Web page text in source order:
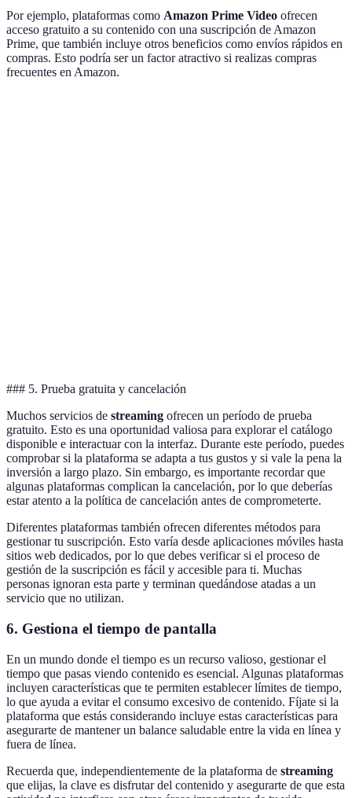
Por ejemplo, plataformas como Amazon Prime Video ofrecen
acceso gratuito a su contenido con una suscripción de Amazon
Prime, que también incluye otros beneficios como envíos rápidos en
compras. Esto podría ser un factor atractivo si realizas compras
frecuentes en Amazon.
### 5. Prueba gratuita y cancelación
Muchos servicios de streaming ofrecen un período de prueba
gratuito. Esto es una oportunidad valiosa para explorar el catálogo
disponible e interactuar con la interfaz. Durante este período, puedes
comprobar si la plataforma se adapta a tus gustos y si vale la pena la
inversión a largo plazo. Sin embargo, es importante recordar que
algunas plataformas complican la cancelación, por lo que deberías
estar atento a la política de cancelación antes de comprometerte.
Diferentes plataformas también ofrecen diferentes métodos para
gestionar tu suscripción. Esto varía desde aplicaciones móviles hasta
sitios web dedicados, por lo que debes verificar si el proceso de
gestión de la suscripción es fácil y accesible para ti. Muchas
personas ignoran esta parte y terminan quedándose atadas a un
servicio que no utilizan.
6. Gestiona el tiempo de pantalla
En un mundo donde el tiempo es un recurso valioso, gestionar el
tiempo que pasas viendo contenido es esencial. Algunas plataformas
incluyen características que te permiten establecer límites de tiempo,
lo que ayuda a evitar el consumo excesivo de contenido. Fíjate si la
plataforma que estás considerando incluye estas características para
asegurarte de mantener un balance saludable entre la vida en línea y
fuera de línea.
Recuerda que, independientemente de la plataforma de streaming
que elijas, la clave es disfrutar del contenido y asegurarte de que esta